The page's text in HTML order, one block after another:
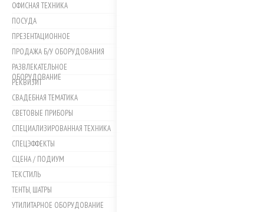
ОФИСНАЯ ТЕХНИКА
ПОСУДА
ПРЕЗЕНТАЦИОННОЕ
ПРОДАЖА Б/У ОБОРУДОВАНИЯ
РАЗВЛЕКАТЕЛЬНОЕ
ОБОРУДОВАНИЕ
РЕКВИЗИТ
СВАДЕБНАЯ ТЕМАТИКА
СВЕТОВЫЕ ПРИБОРЫ
СПЕЦИАЛИЗИРОВАННАЯ ТЕХНИКА
СПЕЦЭФФЕКТЫ
СЦЕНА / ПОДИУМ
ТЕКСТИЛЬ
ТЕНТЫ, ШАТРЫ
УТИЛИТАРНОЕ ОБОРУДОВАНИЕ